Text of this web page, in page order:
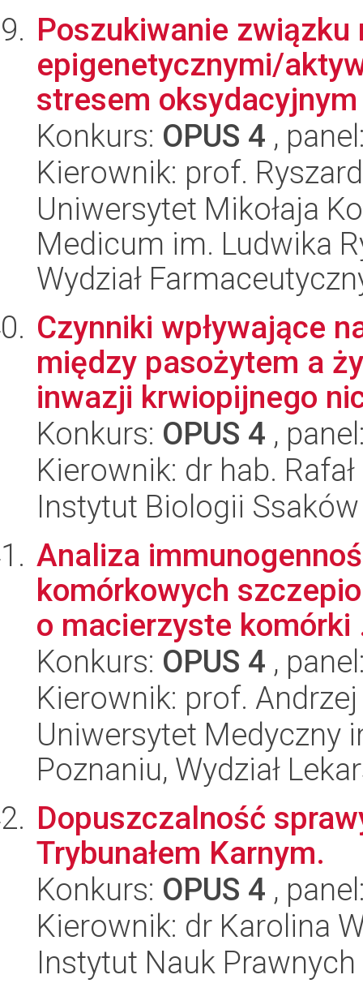
Poszukiwanie
epigenetycznymi/
stresem
Konkurs: OPUS 4 ,
Kierownik: prof.
Uniwersytet Mikołaja
Medicum im. Ludwika
Wydział
Czynniki wpływające
między pasożytem a
inwazji krwiopijnego
Konkurs: OPUS 4 ,
Kierownik: dr hab.
Instytut Biologii Ssaków
Analiza
komórkowych
o macierzyste komórki
Konkurs: OPUS 4 ,
Kierownik: prof.
Uniwersytet Medyczny
Poznaniu, Wydział
Dopuszczalność
Trybunałem Karnym.
Konkurs: OPUS 4 ,
Kierownik: dr Karolina
Instytut Nauk Prawnych